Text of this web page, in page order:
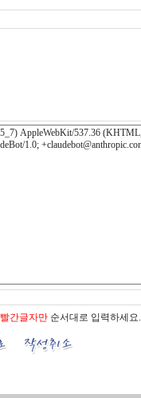
빨간글자만순서대로 입력하세요.